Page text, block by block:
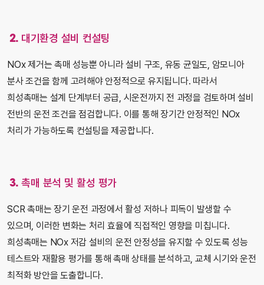
2. 대기환경 설비 컨설팅
NOx 제거는 촉매 성능뿐 아니라 설비 구조, 유동 균일도, 암모니아
분사 조건을 함께 고려해야 안정적으로 유지됩니다. 따라서
희성촉매는 설계 단계부터 공급, 시운전까지 전 과정을 검토하며 설비
전반의 운전 조건을 점검합니다. 이를 통해 장기간 안정적인 NOx
처리가 가능하도록 컨설팅을 제공합니다.
3. 촉매 분석 및 활성 평가
SCR 촉매는 장기 운전 과정에서 활성 저하나 피독이 발생할 수
있으며, 이러한 변화는 처리 효율에 직접적인 영향을 미칩니다.
희성촉매는 NOx 저감 설비의 운전 안정성을 유지할 수 있도록 성능
테스트와 재활용 평가를 통해 촉매 상태를 분석하고, 교체 시기와 운전
최적화 방안을 도출합니다.